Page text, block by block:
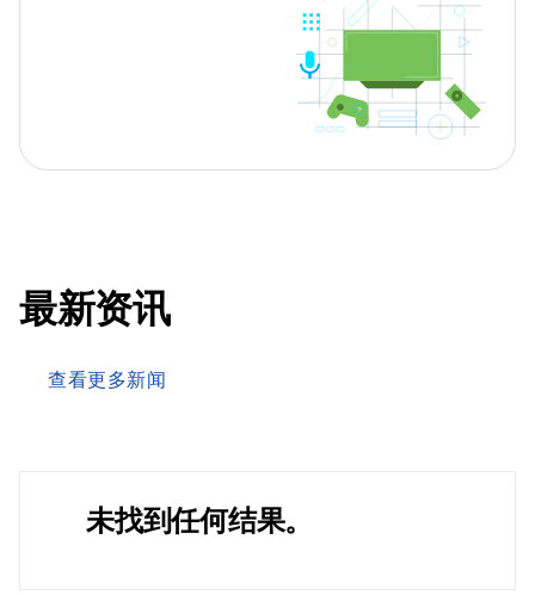
最新资讯
查看更多新闻
未找到任何结果。